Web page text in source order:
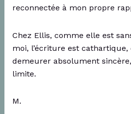
reconnectée à mon propre
Chez Ellis, comme elle est
moi, l’écriture est
demeurer absolument
limite.
M.